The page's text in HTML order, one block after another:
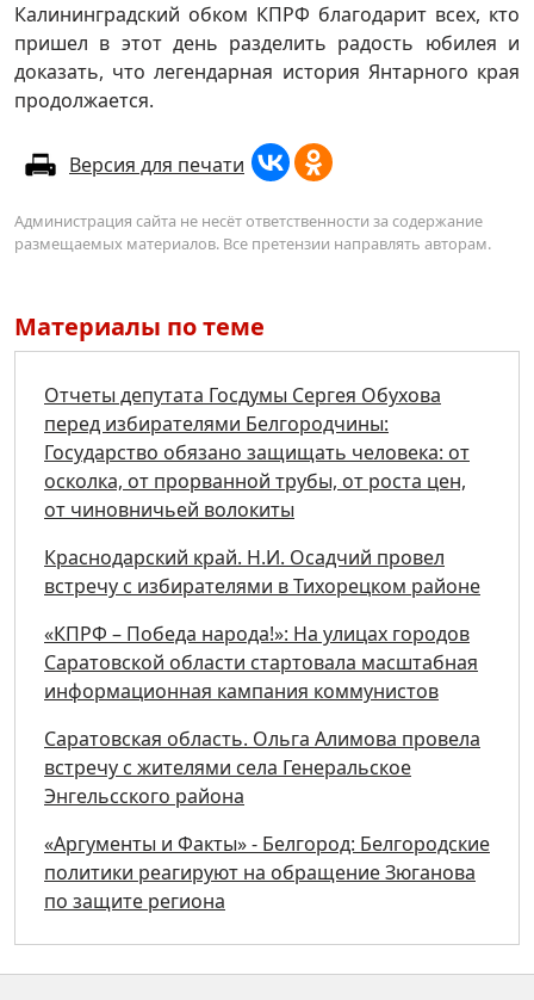
Калининградский обком КПРФ благодарит всех, кто
пришел в этот день разделить радость юбилея и
доказать, что легендарная история Янтарного края
продолжается.
Версия для печати
Администрация сайта не несёт ответственности за содержание
размещаемых материалов. Все претензии направлять авторам.
Материалы по теме
Отчеты депутата Госдумы Сергея Обухова
перед избирателями Белгородчины:
Государство обязано защищать человека: от
осколка, от прорванной трубы, от роста цен,
от чиновничьей волокиты
Краснодарский край. Н.И. Осадчий провел
встречу с избирателями в Тихорецком районе
«КПРФ – Победа народа!»: На улицах городов
Саратовской области стартовала масштабная
информационная кампания коммунистов
Саратовская область. Ольга Алимова провела
встречу с жителями села Генеральское
Энгельсского района
«Аргументы и Факты» - Белгород: Белгородские
политики реагируют на обращение Зюганова
по защите региона